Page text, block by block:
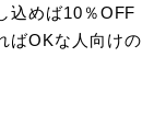
込めば10％OFF
ばOKな人向けの